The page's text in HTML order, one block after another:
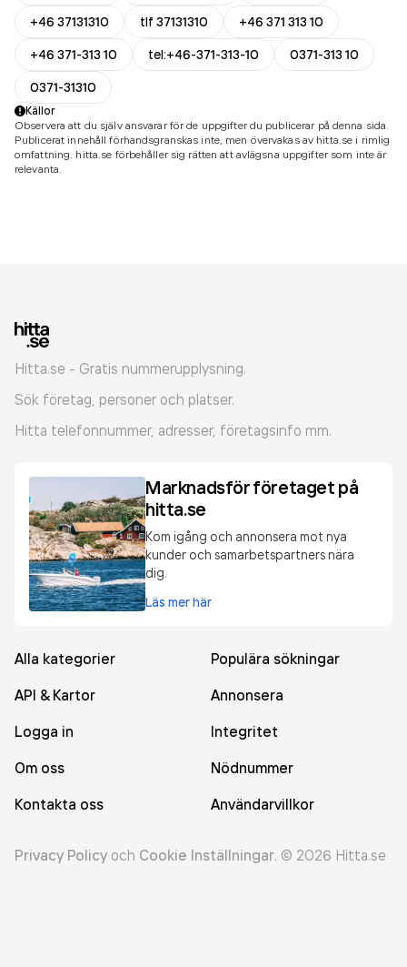
+46 37131310
tlf 37131310
+46 371 313 10
+46 371-313 10
tel:+46-371-313-10
0371-313 10
0371-31310
Källor
Observera att du själv ansvarar för de uppgifter du publicerar på denna sida.
Publicerat innehåll förhandsgranskas inte, men övervakas av hitta.se i rimlig
omfattning. hitta.se förbehåller sig rätten att avlägsna uppgifter som inte är
relevanta.
Hitta.se - Gratis nummerupplysning.
Sök företag, personer och platser.
Hitta telefonnummer, adresser, företagsinfo mm.
Marknadsför företaget på
hitta.se
Kom igång och annonsera mot nya
kunder och samarbetspartners nära
dig.
Läs mer här
Alla kategorier
Populära sökningar
API & Kartor
Annonsera
Logga in
Integritet
Om oss
Nödnummer
Kontakta oss
Användarvillkor
Privacy Policy och Cookie Inställningar. © 2026 Hitta.se